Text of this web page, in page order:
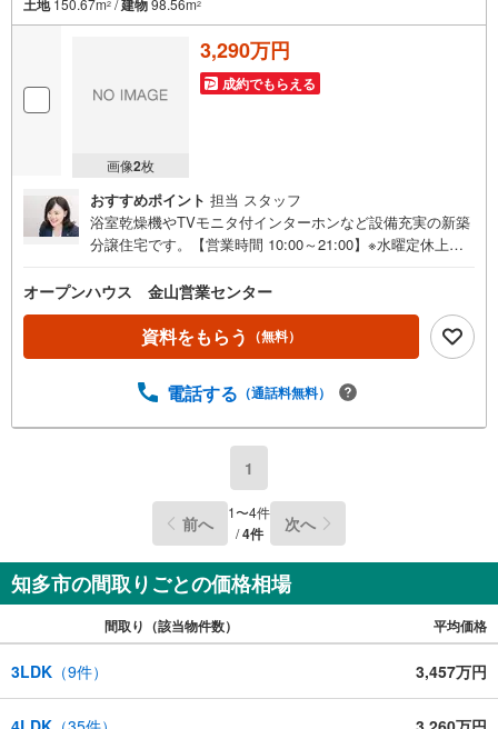
土地 2 建物 2
画像2枚
3,290万円
成約でもらえる
おすすめポイント 担当 スタッフ
浴室乾燥機やTVモニタ付インターホンなど設備充実の新築
分譲住宅です。【営業時間 10:00～21:00】※水曜定休上記
にご連絡ください！現地を見学される場合は「室内・現地
を見学する（無料）」ボタンよりご希望の日時をご記入い
ただけますとスムーズにご案内が可能です。◎現地のご案
内について・平日や夜遅い時間帯もご案内が可能 ※定休日
たします。・車でご自宅や最寄り駅等、ご指定の場所まで
個別FP相談会 無料物件のご紹介だけでなく住宅ローン・
資金のご相談、まずは家探しについて話を聞きたいという
方も大歓迎です！年間8000棟以上の限定物件を発表してい
るオープンハウスだから出会える物件が多数ございます。
ぜひお気軽にご連絡・ご相談ください！※限定物件:当社の
ンハウス・ディベロップメントの物件
オープンハウス 金山営業センター
資料をもらう （無料）
電話する （通話料無料）
1
前へ 1〜4件
/4件 次へ
知多市の間取りごとの価格相場
間取り（該当物件数） 平均価格
3LDK （9件） 3,457万円